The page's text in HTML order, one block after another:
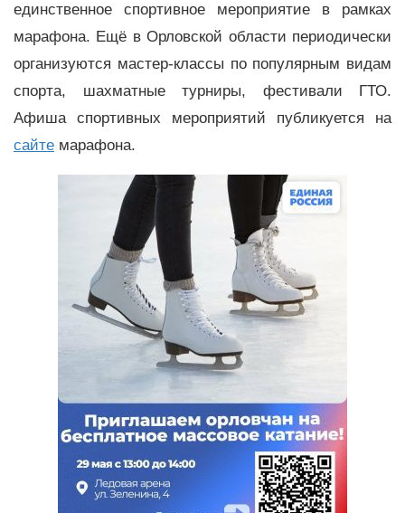
единственное спортивное мероприятие в рамках
марафона. Ещё в Орловской области периодически
организуются мастер-классы по популярным видам
спорта, шахматные турниры, фестивали ГТО.
Афиша спортивных мероприятий публикуется на
сайте марафона.